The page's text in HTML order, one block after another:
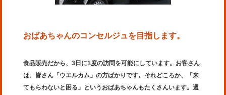
おばあちゃんのコンセルジュを目指します。
食品販売だから、3日に1度の訪問を可能にしています。お客さん
は、皆さん「ウエルカム」の方ばかりです。それどころか、「来
てもらわないと困る」というおばあちゃんもたくさんいます。週